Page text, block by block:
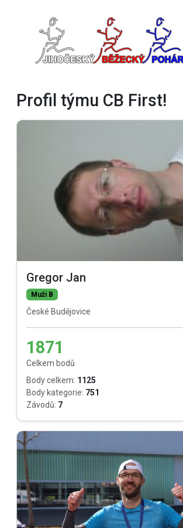
Profil týmu CB First!
Gregor Jan
Muži B
České Budějovice
1871
Celkem bodů
Body celkem: 1125
Body kategorie: 751
Závodů: 7